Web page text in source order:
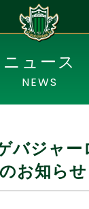
ニュース
NEWS
バジャ
お知らせ